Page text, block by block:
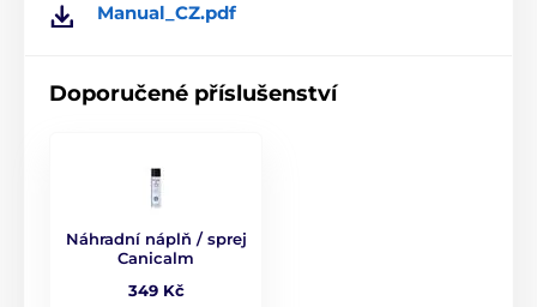
Přijímače pro obojky Canicom
Manual_CZ.pdf
Doporučené příslušenství
Náhradní náplň / sprej
Canicalm
349 Kč